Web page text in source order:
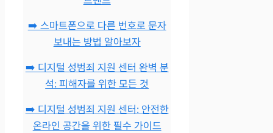
➡️ 스마트폰으로 다른 번호로 문자
보내는 방법 알아보자
➡️ 디지털 성범죄 지원 센터 완벽 분
석: 피해자를 위한 모든 것
➡️ 디지털 성범죄 지원 센터: 안전한
온라인 공간을 위한 필수 가이드